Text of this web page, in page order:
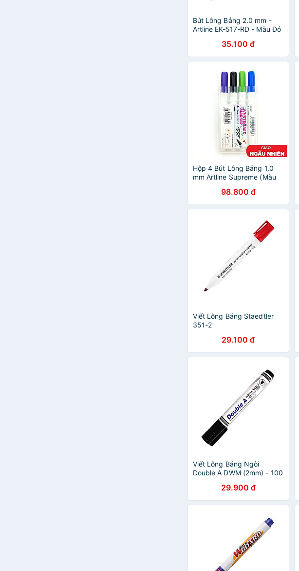
Bút Lông Bảng 2.0 mm -
Artline EK-517-RD - Màu Đỏ
35.100 đ
Hộp 4 Bút Lông Bảng 1.0
mm Artline Supreme (Màu
98.800 đ
Viết Lông Bảng Staedtler
351-2
29.100 đ
Viết Lông Bảng Ngòi
Double A DWM (2mm) - 100
29.900 đ